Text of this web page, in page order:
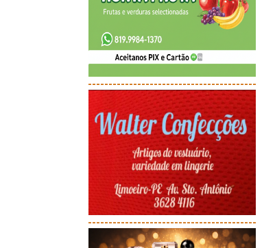
-----------------------------------------
-----------------------------------------